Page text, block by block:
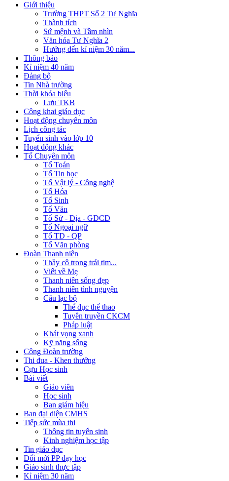
Giới thiệu
Trường THPT Số 2 Tư Nghĩa
Thành tích
Sứ mệnh và Tầm nhìn
Văn hóa Tư Nghĩa 2
Hướng đến kỉ niệm 30 năm...
Thông báo
Kỉ niệm 40 năm
Đảng bộ
Tin Nhà trường
Thời khóa biểu
Lưu TKB
Công khai giáo dục
Hoạt động chuyên môn
Lịch công tác
Tuyển sinh vào lớp 10
Hoạt động khác
Tổ Chuyên môn
Tổ Toán
Tổ Tin học
Tổ Vật lý - Công nghệ
Tổ Hóa
Tổ Sinh
Tổ Văn
Tổ Sử - Địa - GDCD
Tổ Ngoại ngữ
Tổ TD - QP
Tổ Văn phòng
Đoàn Thanh niên
Thầy cô trong trái tim...
Viết về Mẹ
Thanh niên sống đẹp
Thanh niên tình nguyện
Câu lạc bộ
Thể dục thể thao
Tuyên truyền CKCM
Pháp luật
Khát vọng xanh
Kỹ năng sống
Công Đoàn trường
Thi đua - Khen thưởng
Cựu Học sinh
Bài viết
Giáo viên
Học sinh
Ban giám hiệu
Ban đại diện CMHS
Tiếp sức mùa thi
Thông tin tuyển sinh
Kinh nghiệm học tập
Tin giáo dục
Đổi mới PP dạy học
Giáo sinh thực tập
Kỉ niệm 30 năm